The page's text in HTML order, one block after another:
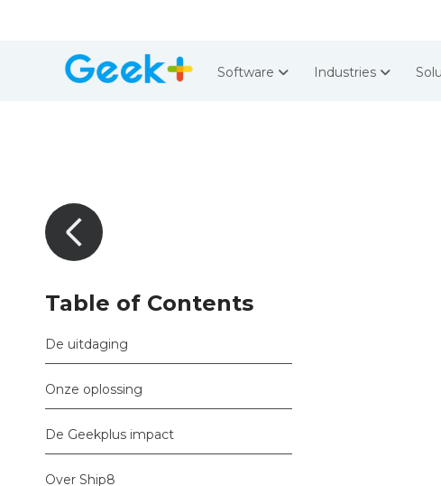
Software Industries
Table of Contents
De uitdaging
Onze oplossing
De Geekplus impact
Over Ship8